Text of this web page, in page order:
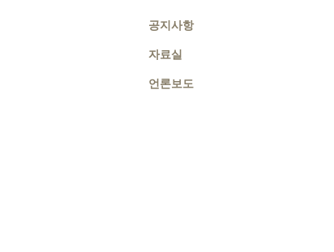
공지사항
자료실
언론보도